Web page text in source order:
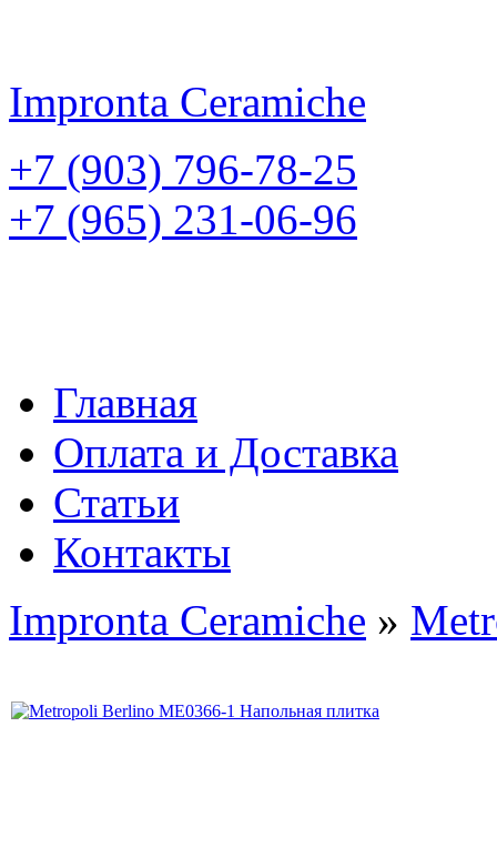
Impronta Ceramiche
+7 (903) 796-78-25
+7 (965) 231-06-96
Главная
Оплата и Доставка
Статьи
Контакты
Impronta Ceramiche »